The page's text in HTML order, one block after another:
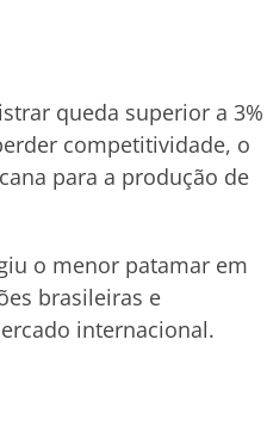
queda superior a 3%
competitividade, o
para a produção de
o menor patamar em
brasileiras e
internacional.